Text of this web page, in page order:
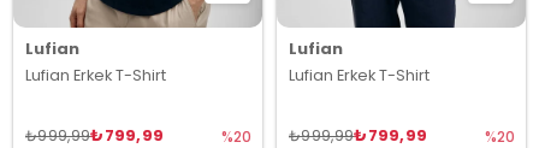
Lufian
Lufian Erkek T-Shirt
₺799,99
₺999,99 %20
Lufian
Lufian Erkek T-Shirt
₺799,99
₺999,99 %20